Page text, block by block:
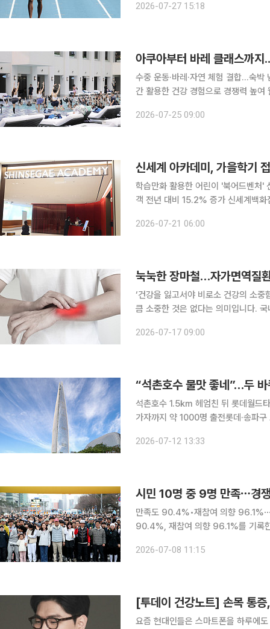
200m 결승에서 레이스 도중 왼쪽 허
2026-07-27 15:18
아쿠아부터 바레 클래스까지
수중 운동·바레·자연 체험 결합…숙
간 활용한 건강 경험으로 경쟁력 높여 웰니스(Wellness)는 더 이상 새로운 트렌드가 아니다. 다만
운동과 명상, 자연 속 액티비티, 전문
2026-07-25 09:00
신세계 아카데미, 가을학기
학습만화 활용한 어린이 '북어드벤처'
객 전년 대비 15.2% 증가 신세계백화점의 신세계 아카데미가 어린이 문해력 강좌와 직장인 맞춤형
를 시작한다고 20일 밝혔다. 강좌는 9
2026-07-21 06:00
눅눅한 장마철…자가면역질
‘건강을 잃고서야 비로소 건강의 소
큼 소중한 것은 없다는 의미입니다.
온 변화로 인해 자가면역질환 환자들
2026-07-17 09:00
석촌호수 1.5㎞ 헤엄친 뒤 롯데월드
가자까지 약 1000명 출전롯데·송파구
이 사람들로 붐볐다. 주말이면 러닝과
2026-07-12 13:33
시민 10명 중 9명 만족⋯경
만족도 90.4%•재참여 의향 96.1%⋯도심 신규 코스 추가
90.4%, 재참여 의향 96.1%를 기록
일 서울시는 올해 하반기부터 쉬엄쉬
2026-07-08 11:15
[투데이 건강노트] 손목 통
요즘 현대인들은 스마트폰을 하루에